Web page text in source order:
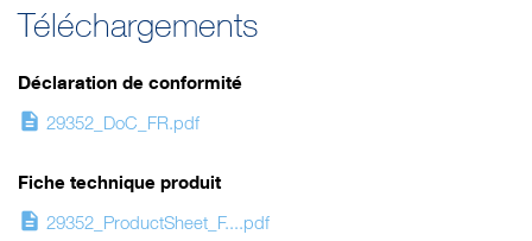
Téléchargements
Déclaration de conformité
description 29352_DoC_FR.pdf
Fiche technique produit
description 29352_ProductSheet_F....pdf